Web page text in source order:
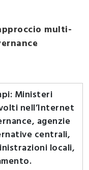
multi-
Ministeri
nell’Internet
agenzie
centrali,
locali,